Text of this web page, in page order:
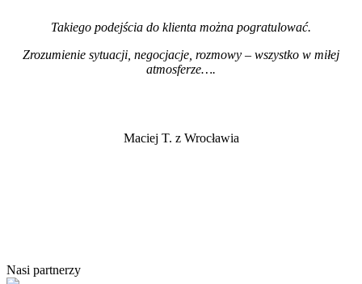
Takiego podejścia do klienta można pogratulować.
Zrozumienie sytuacji, negocjacje, rozmowy – wszystko w miłej
atmosferze….
Maciej T. z Wrocławia
Nasi partnerzy